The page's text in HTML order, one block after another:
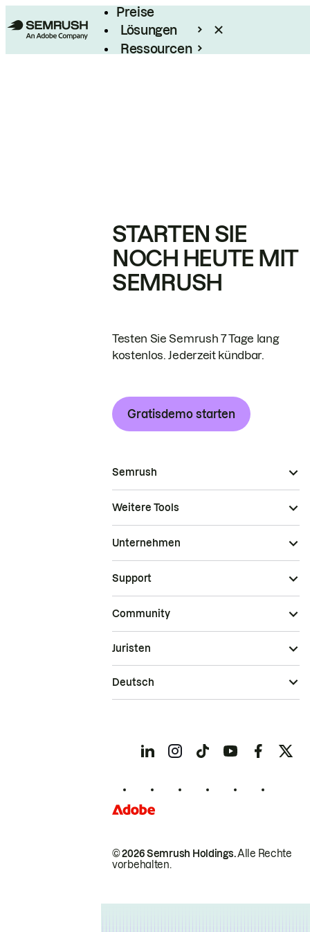
Preise
Lösungen
Ressourcen
STARTEN SIE
NOCH HEUTE MIT
SEMRUSH
Testen Sie Semrush 7 Tage lang
kostenlos. Jederzeit kündbar.
Gratisdemo starten
Semrush
Weitere Tools
Unternehmen
Support
Community
© 2026 Semrush Holdings.Alle Rechte
vorbehalten.
Juristen
Deutsch